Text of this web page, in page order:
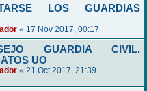
LOS GUARDIAS
« 17 Nov 2017, 00:17
GUARDIA CIVIL.
UO
« 21 Oct 2017, 21:39